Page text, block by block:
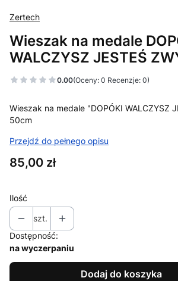
Zertech
Wieszak na medale
WALCZYSZ JESTEŚ
0.00(Oceny: 0 Recenzje: 0)
Wieszak na medale "DOPÓKI WALCZYSZ
50cm
Przejdź do pełnego opisu
Cena
85,00 zł
Ilość
szt.
Dostępność:
na wyczerpaniu
Dodaj do koszyka